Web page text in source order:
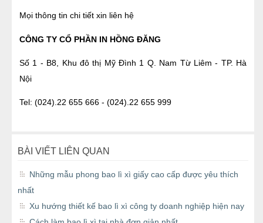
Mọi thông tin chi tiết xin liên hệ
CÔNG TY CỔ PHẦN IN HỒNG ĐĂNG
Số 1 - B8, Khu đô thị Mỹ Đình 1 Q. Nam Từ Liêm - TP. Hà
Nội
Tel: (024).22 655 666 - (024).22 655 999
BÀI VIẾT LIÊN QUAN
Những mẫu phong bao lì xì giấy cao cấp được yêu thích
nhất
Xu hướng thiết kế bao lì xì công ty doanh nghiệp hiện nay